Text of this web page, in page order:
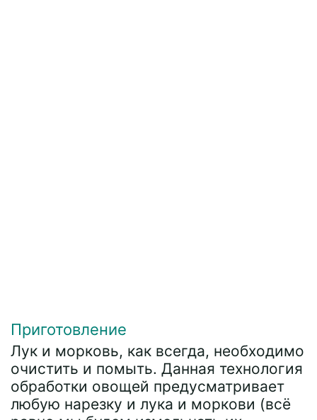
Приготовление
Лук и морковь, как всегда, необходимо
очистить и помыть. Данная технология
обработки овощей предусматривает
любую нарезку и лука и моркови (всё